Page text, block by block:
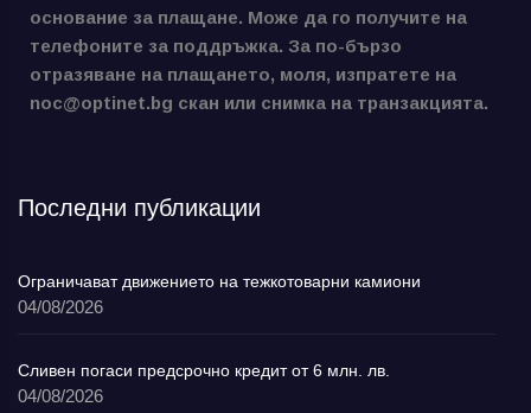
основание за плащане. Може да го получите на
телефоните за поддръжка. За по-бързо
отразяване на плащането, моля, изпратете на
noc@optinet.bg скан или снимка на транзакцията.
Последни публикации
Ограничават движението на тежкотоварни камиони
04/08/2026
Сливен погаси предсрочно кредит от 6 млн. лв.
04/08/2026